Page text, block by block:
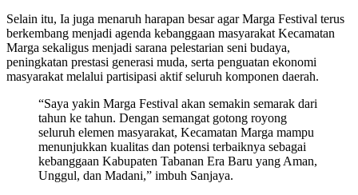
Selain itu, Ia juga menaruh harapan besar agar Marga Festival terus
berkembang menjadi agenda kebanggaan masyarakat Kecamatan
Marga sekaligus menjadi sarana pelestarian seni budaya,
peningkatan prestasi generasi muda, serta penguatan ekonomi
masyarakat melalui partisipasi aktif seluruh komponen daerah.
“Saya yakin Marga Festival akan semakin semarak dari
tahun ke tahun. Dengan semangat gotong royong
seluruh elemen masyarakat, Kecamatan Marga mampu
menunjukkan kualitas dan potensi terbaiknya sebagai
kebanggaan Kabupaten Tabanan Era Baru yang Aman,
Unggul, dan Madani,” imbuh Sanjaya.